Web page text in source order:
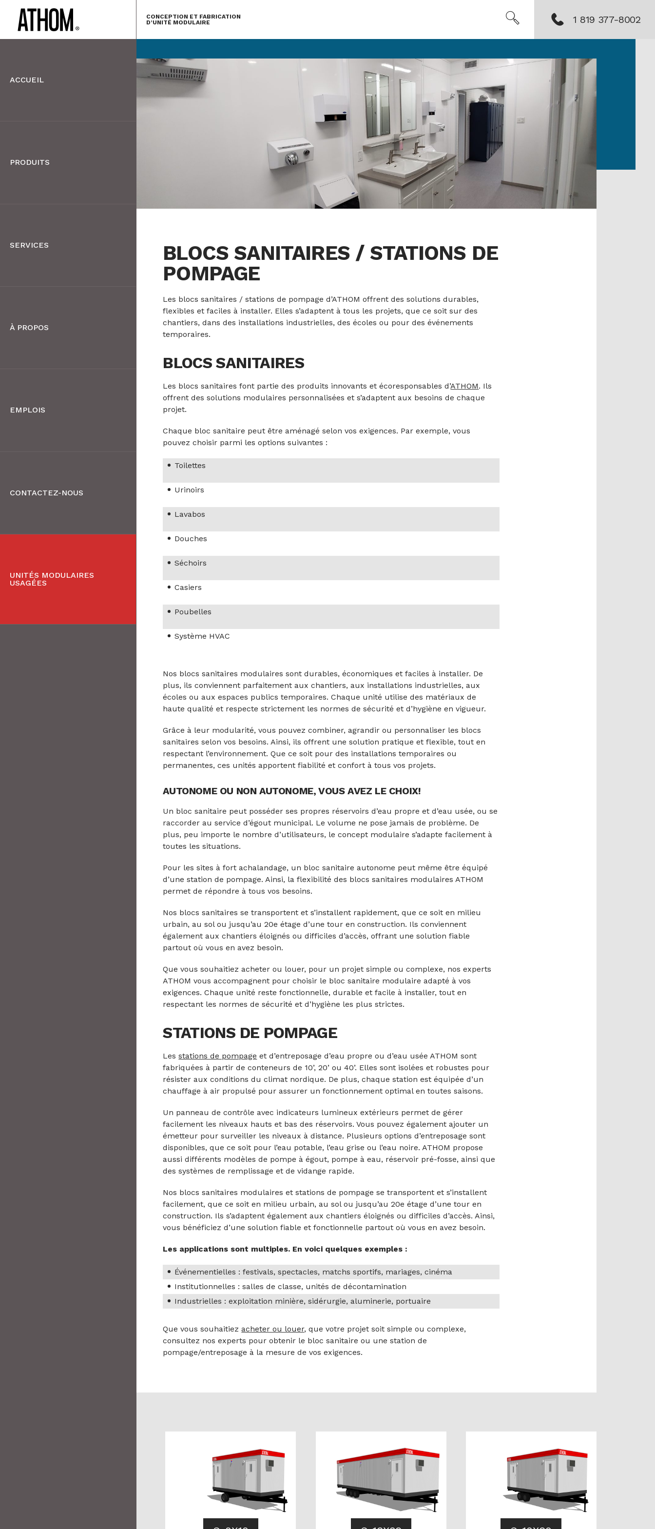
CONCEPTION ET FABRICATION
D’UNITÉ MODULAIRE
1 819 377-8002
ACCUEIL
PRODUITS
SERVICES
À PROPOS
EMPLOIS
CONTACTEZ-NOUS
UNITÉS MODULAIRES
USAGÉES
BLOCS SANITAIRES / STATIONS DE
POMPAGE
Les blocs sanitaires / stations de pompage d’ATHOM offrent des solutions durables,
flexibles et faciles à installer. Elles s’adaptent à tous les projets, que ce soit sur des
chantiers, dans des installations industrielles, des écoles ou pour des événements
temporaires.
BLOCS SANITAIRES
Les blocs sanitaires font partie des produits innovants et écoresponsables d’ATHOM. Ils
offrent des solutions modulaires personnalisées et s’adaptent aux besoins de chaque
projet.
Chaque bloc sanitaire peut être aménagé selon vos exigences. Par exemple, vous
pouvez choisir parmi les options suivantes :
Toilettes
Urinoirs
Lavabos
Douches
Séchoirs
Casiers
Poubelles
Système HVAC
Nos blocs sanitaires modulaires sont durables, économiques et faciles à installer. De
plus, ils conviennent parfaitement aux chantiers, aux installations industrielles, aux
écoles ou aux espaces publics temporaires. Chaque unité utilise des matériaux de
haute qualité et respecte strictement les normes de sécurité et d’hygiène en vigueur.
Grâce à leur modularité, vous pouvez combiner, agrandir ou personnaliser les blocs
sanitaires selon vos besoins. Ainsi, ils offrent une solution pratique et flexible, tout en
respectant l’environnement. Que ce soit pour des installations temporaires ou
permanentes, ces unités apportent fiabilité et confort à tous vos projets.
AUTONOME OU NON AUTONOME, VOUS AVEZ LE CHOIX!
Un bloc sanitaire peut posséder ses propres réservoirs d’eau propre et d’eau usée, ou se
raccorder au service d’égout municipal. Le volume ne pose jamais de problème. De
plus, peu importe le nombre d’utilisateurs, le concept modulaire s’adapte facilement à
toutes les situations.
Pour les sites à fort achalandage, un bloc sanitaire autonome peut même être équipé
d’une station de pompage. Ainsi, la flexibilité des blocs sanitaires modulaires ATHOM
permet de répondre à tous vos besoins.
Nos blocs sanitaires se transportent et s’installent rapidement, que ce soit en milieu
urbain, au sol ou jusqu’au 20e étage d’une tour en construction. Ils conviennent
également aux chantiers éloignés ou difficiles d’accès, offrant une solution fiable
partout où vous en avez besoin.
Que vous souhaitiez acheter ou louer, pour un projet simple ou complexe, nos experts
ATHOM vous accompagnent pour choisir le bloc sanitaire modulaire adapté à vos
exigences. Chaque unité reste fonctionnelle, durable et facile à installer, tout en
respectant les normes de sécurité et d’hygiène les plus strictes.
STATIONS DE POMPAGE
Lesstations de pompage et d’entreposage d’eau propre ou d’eau usée ATHOM sont
fabriquées à partir de conteneurs de 10’, 20’ ou 40’. Elles sont isolées et robustes pour
résister aux conditions du climat nordique. De plus, chaque station est équipée d’un
chauffage à air propulsé pour assurer un fonctionnement optimal en toutes saisons.
Un panneau de contrôle avec indicateurs lumineux extérieurs permet de gérer
facilement les niveaux hauts et bas des réservoirs. Vous pouvez également ajouter un
émetteur pour surveiller les niveaux à distance. Plusieurs options d’entreposage sont
disponibles, que ce soit pour l’eau potable, l’eau grise ou l’eau noire. ATHOM propose
aussi différents modèles de pompe à égout, pompe à eau, réservoir pré-fosse, ainsi que
des systèmes de remplissage et de vidange rapide.
Nos blocs sanitaires modulaires et stations de pompage se transportent et s’installent
facilement, que ce soit en milieu urbain, au sol ou jusqu’au 20e étage d’une tour en
construction. Ils s’adaptent également aux chantiers éloignés ou difficiles d’accès. Ainsi,
vous bénéficiez d’une solution fiable et fonctionnelle partout où vous en avez besoin.
Les applications sont multiples. En voici quelques exemples :
Événementielles : festivals, spectacles, matchs sportifs, mariages, cinéma
Institutionnelles : salles de classe, unités de décontamination
Industrielles : exploitation minière, sidérurgie, aluminerie, portuaire
Que vous souhaitiezacheter ou louer, que votre projet soit simple ou complexe,
consultez nos experts pour obtenir le bloc sanitaire ou une station de
pompage/entreposage à la mesure de vos exigences.
CONSULTEZ